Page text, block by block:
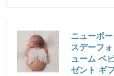
ニューボ
スデーフ
ューム ベ
ゼント ギ